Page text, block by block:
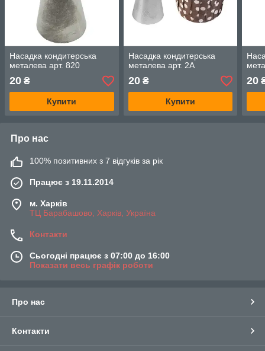
Насадка кондитерська
металева арт. 820
20 ₴
Купити
Насадка кондитерська
металева арт. 2A
20₴
Купити
20
Про нас
100% позитивних з 7 відгуків за рік
Працює з 19.11.2014
м. Харків
ТЦ Барабашово, Харків, Україна
Контакти
Сьогодні працює з 07:00 до 16:00
Показати весь графік роботи
Про нас
Контакти